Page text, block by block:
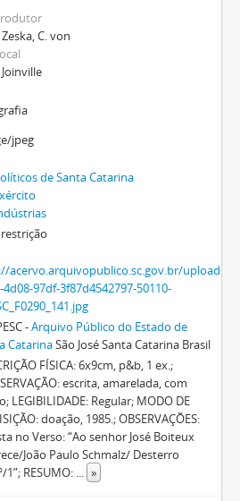
Zeska, C. von
Joinville
jpeg
de Santa Catarina
acervo.arquivopublico.sc.gov.br/uploads/r/
4d08-97df-3f87d4542797-50110-
-Arquivo Público do Estado de
CatarinaSão José Santa Catarina Brasil
FÍSICA: 6x9cm, p&b, 1 ex.;
escrita, amarelada, com
LEGIBILIDADE: Regular; MODO DE
doação, 1985.; OBSERVAÇÕES:
no Verso: “Ao senhor José Boiteux
João Paulo Schmalz/ Desterro
1”; RESUMO: ... »